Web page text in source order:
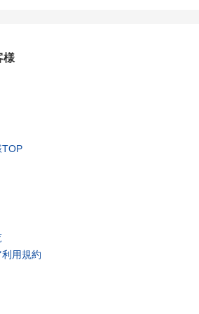
様
TOP
用規約